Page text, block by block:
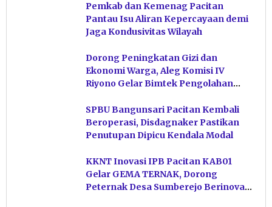
Pemkab dan Kemenag Pacitan
Pantau Isu Aliran Kepercayaan demi
Jaga Kondusivitas Wilayah
Dorong Peningkatan Gizi dan
Ekonomi Warga, Aleg Komisi IV
Riyono Gelar Bimtek Pengolahan
SPBU Bangunsari Pacitan Kembali
Beroperasi, Disdagnaker Pastikan
Penutupan Dipicu Kendala Modal
KKNT Inovasi IPB Pacitan KAB01
Gelar GEMA TERNAK, Dorong
Peternak Desa Sumberejo Berinovasi